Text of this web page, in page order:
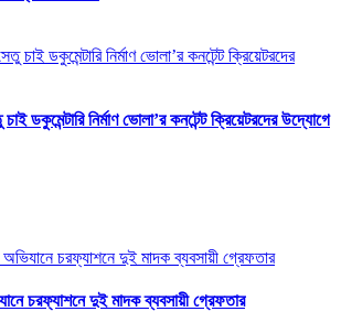
ডকুমেন্টারি নির্মাণ ভোলা’র কনটেন্ট ক্রিয়েটরদের উদ্যোগে
চরফ্যাশনে দুই মাদক ব্যবসায়ী গ্রেফতার